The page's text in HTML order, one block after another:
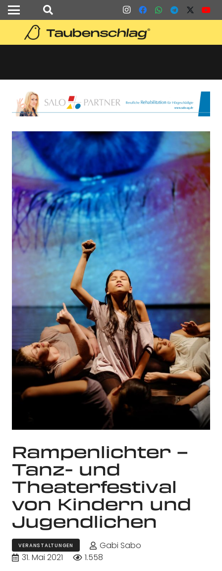
Rampenlichter –
Tanz- und
Theaterfestival
von Kindern und
Jugendlichen
VERANSTALTUNGEN
Gabi Sabo
31. Mai 2021
1.558